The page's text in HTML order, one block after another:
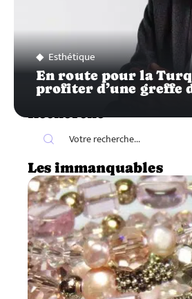
Esthétique
En route pour la
profiter d’une greffe
Recherche
Les immanquables